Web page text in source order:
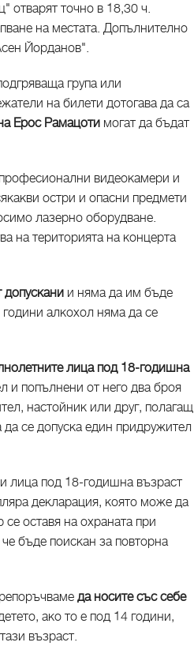
отварят точно в 18,30 ч.
на местата. Допълнително
Йорданов".
група или
на билети дотогава да са
Ерос Рамацоти могат да бъдат
професионални видеокамери и
остри и опасни предмети
лазерно оборудване.
на територията на концерта
допускани и няма да им бъде
алкохол няма да се
лица под 18-годишна
и попълнени от него два броя
настойник или друг, полагащ
се допуска един придружител
лица под 18-годишна възраст
декларация, която може да
оставя на охраната при
бъде поискан за повторна
да носите със себе
ако то е под 14 години,
възраст.